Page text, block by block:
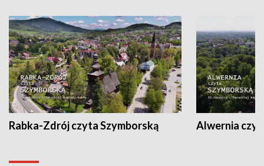
Rabka-Zdrój czyta Szymborską Alwernia